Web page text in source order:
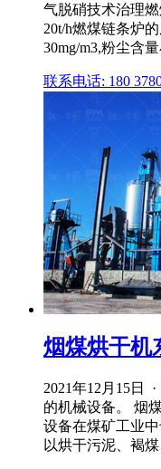
气脱硝技术治理
20t/h燃煤链条炉
30mg/m3,粉尘含
联系电话: 180
烟煤烘干机
2021年12月15日
的机械设备。 烟
设备在煤矿工业
以烘干污泥、褐